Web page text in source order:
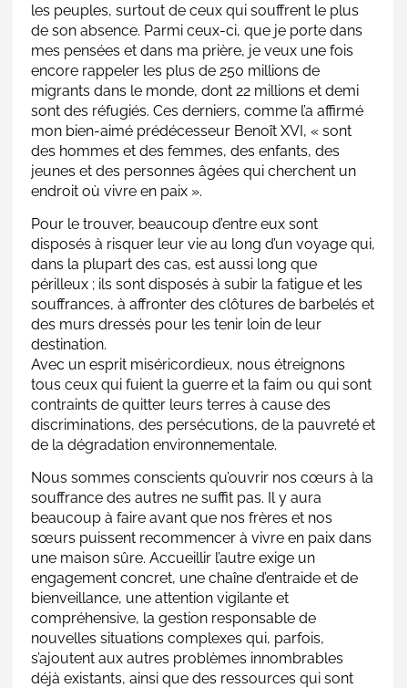
les peuples, surtout de ceux qui souffrent le plus
de son absence. Parmi ceux-ci, que je porte dans
mes pensées et dans ma prière, je veux une fois
encore rappeler les plus de 250 millions de
migrants dans le monde, dont 22 millions et demi
sont des réfugiés. Ces derniers, comme l’a affirmé
mon bien-aimé prédécesseur Benoît XVI, « sont
des hommes et des femmes, des enfants, des
jeunes et des personnes âgées qui cherchent un
endroit où vivre en paix ».
Pour le trouver, beaucoup d’entre eux sont
disposés à risquer leur vie au long d’un voyage qui,
dans la plupart des cas, est aussi long que
périlleux ; ils sont disposés à subir la fatigue et les
souffrances, à affronter des clôtures de barbelés et
des murs dressés pour les tenir loin de leur
destination.
Avec un esprit miséricordieux, nous étreignons
tous ceux qui fuient la guerre et la faim ou qui sont
contraints de quitter leurs terres à cause des
discriminations, des persécutions, de la pauvreté et
de la dégradation environnementale.
Nous sommes conscients qu’ouvrir nos cœurs à la
souffrance des autres ne suffit pas. Il y aura
beaucoup à faire avant que nos frères et nos
sœurs puissent recommencer à vivre en paix dans
une maison sûre. Accueillir l’autre exige un
engagement concret, une chaîne d’entraide et de
bienveillance, une attention vigilante et
compréhensive, la gestion responsable de
nouvelles situations complexes qui, parfois,
s’ajoutent aux autres problèmes innombrables
déjà existants, ainsi que des ressources qui sont